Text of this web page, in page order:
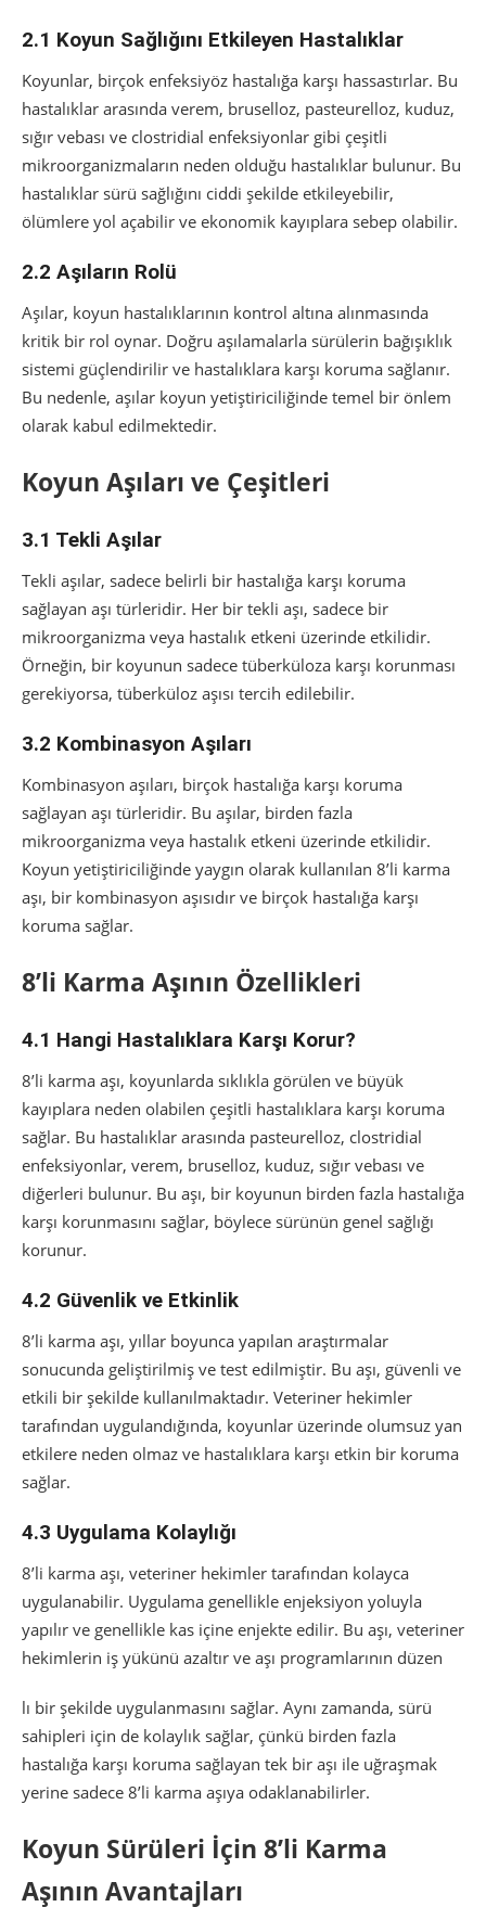
2.1 Koyun Sağlığını Etkileyen Hastalıklar
Koyunlar, birçok enfeksiyöz hastalığa karşı hassastırlar. Bu
hastalıklar arasında verem, bruselloz, pasteurelloz, kuduz,
sığır vebası ve clostridial enfeksiyonlar gibi çeşitli
mikroorganizmaların neden olduğu hastalıklar bulunur. Bu
hastalıklar sürü sağlığını ciddi şekilde etkileyebilir,
ölümlere yol açabilir ve ekonomik kayıplara sebep olabilir.
2.2 Aşıların Rolü
Aşılar, koyun hastalıklarının kontrol altına alınmasında
kritik bir rol oynar. Doğru aşılamalarla sürülerin bağışıklık
sistemi güçlendirilir ve hastalıklara karşı koruma sağlanır.
Bu nedenle, aşılar koyun yetiştiriciliğinde temel bir önlem
olarak kabul edilmektedir.
Koyun Aşıları ve Çeşitleri
3.1 Tekli Aşılar
Tekli aşılar, sadece belirli bir hastalığa karşı koruma
sağlayan aşı türleridir. Her bir tekli aşı, sadece bir
mikroorganizma veya hastalık etkeni üzerinde etkilidir.
Örneğin, bir koyunun sadece tüberküloza karşı korunması
gerekiyorsa, tüberküloz aşısı tercih edilebilir.
3.2 Kombinasyon Aşıları
Kombinasyon aşıları, birçok hastalığa karşı koruma
sağlayan aşı türleridir. Bu aşılar, birden fazla
mikroorganizma veya hastalık etkeni üzerinde etkilidir.
Koyun yetiştiriciliğinde yaygın olarak kullanılan 8’li karma
aşı, bir kombinasyon aşısıdır ve birçok hastalığa karşı
koruma sağlar.
8’li Karma Aşının Özellikleri
4.1 Hangi Hastalıklara Karşı Korur?
8’li karma aşı, koyunlarda sıklıkla görülen ve büyük
kayıplara neden olabilen çeşitli hastalıklara karşı koruma
sağlar. Bu hastalıklar arasında pasteurelloz, clostridial
enfeksiyonlar, verem, bruselloz, kuduz, sığır vebası ve
diğerleri bulunur. Bu aşı, bir koyunun birden fazla hastalığa
karşı korunmasını sağlar, böylece sürünün genel sağlığı
korunur.
4.2 Güvenlik ve Etkinlik
8’li karma aşı, yıllar boyunca yapılan araştırmalar
sonucunda geliştirilmiş ve test edilmiştir. Bu aşı, güvenli ve
etkili bir şekilde kullanılmaktadır. Veteriner hekimler
tarafından uygulandığında, koyunlar üzerinde olumsuz yan
etkilere neden olmaz ve hastalıklara karşı etkin bir koruma
sağlar.
4.3 Uygulama Kolaylığı
8’li karma aşı, veteriner hekimler tarafından kolayca
uygulanabilir. Uygulama genellikle enjeksiyon yoluyla
yapılır ve genellikle kas içine enjekte edilir. Bu aşı, veteriner
hekimlerin iş yükünü azaltır ve aşı programlarının düzen
lı bir şekilde uygulanmasını sağlar. Aynı zamanda, sürü
sahipleri için de kolaylık sağlar, çünkü birden fazla
hastalığa karşı koruma sağlayan tek bir aşı ile uğraşmak
yerine sadece 8’li karma aşıya odaklanabilirler.
Koyun Sürüleri İçin 8’li Karma
Aşının Avantajları